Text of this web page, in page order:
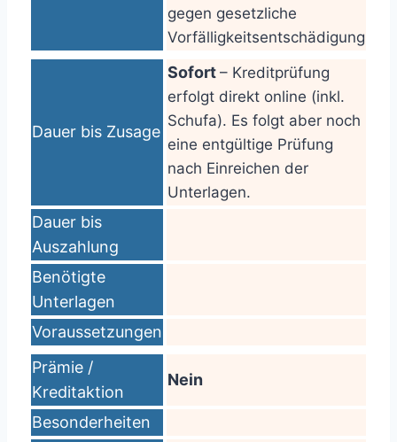
gegen gesetzliche
Vorfälligkeitsentschädigung
Dauer bis Zusage
Sofort – Kreditprüfung
erfolgt direkt online (inkl.
Schufa). Es folgt aber noch
eine entgültige Prüfung
nach Einreichen der
Unterlagen.
Dauer bis
Auszahlung
Benötigte
Unterlagen
Voraussetzungen
Prämie /
Kreditaktion
Nein
Besonderheiten